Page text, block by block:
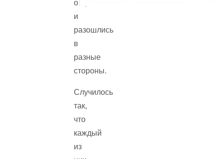
отца,
и
разошлись
в
разные
стороны.
Случилось
так,
что
каждый
из